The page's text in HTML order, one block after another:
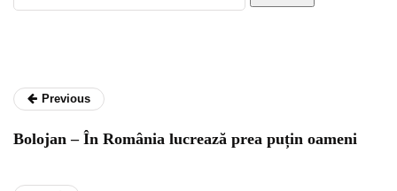
Previous
Bolojan – În România lucrează prea puțin oameni